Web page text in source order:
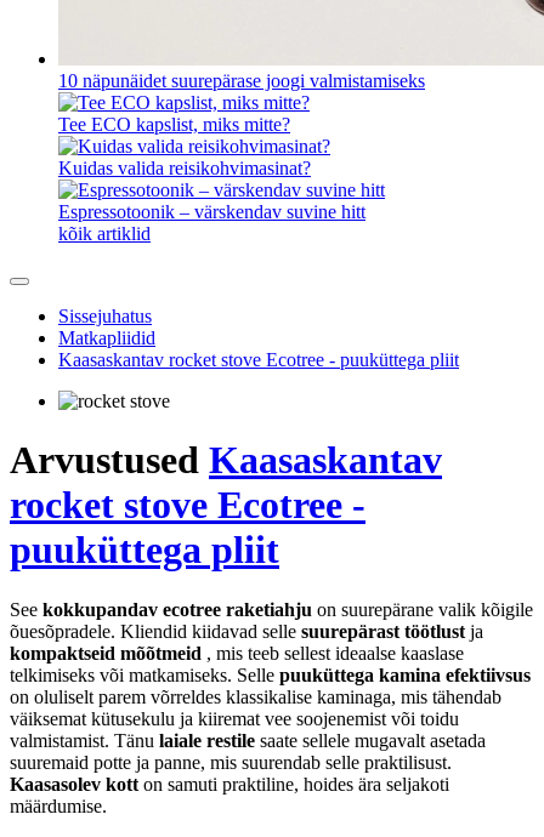
10 näpunäidet suurepärase joogi valmistamiseks
Tee ECO kapslist, miks mitte?
Kuidas valida reisikohvimasinat?
Espressotoonik – värskendav suvine hitt
kõik artiklid
Sissejuhatus
Matkapliidid
Kaasaskantav rocket stove Ecotree - puuküttega pliit
Arvustused Kaasaskantav
rocket stove Ecotree -
puuküttega pliit
See kokkupandav ecotree raketiahju on suurepärane valik kõigile
õuesõpradele. Kliendid kiidavad selle suurepärast töötlust ja
kompaktseid mõõtmeid , mis teeb sellest ideaalse kaaslase
telkimiseks või matkamiseks. Selle puuküttega kamina efektiivsus
on oluliselt parem võrreldes klassikalise kaminaga, mis tähendab
väiksemat kütusekulu ja kiiremat vee soojenemist või toidu
valmistamist. Tänu laiale restile saate sellele mugavalt asetada
suuremaid potte ja panne, mis suurendab selle praktilisust.
Kaasasolev kott on samuti praktiline, hoides ära seljakoti
määrdumise.